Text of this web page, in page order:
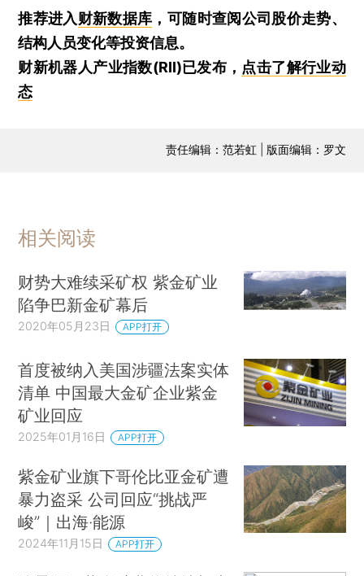
推荐进入财新数据库 ，可随时查阅公司股价走势、
结构人员变化等投资信息。
财新机器人产业指数(RII)已发布， 点击了解行业动
态
责任编辑：范若虹 | 版面编辑：罗文
相关阅读
财势大难续采矿权 紫金矿业
陷争巴新金矿幕后
2020年05月23日 APP打开
首度被纳入美国涉疆法案实体
清单 中国最大金矿企业紫金
矿业回应
2025年01月16日 APP打开
紫金矿业旗下哥伦比亚金矿遭
暴力盗采 公司回应“挑战严
峻”｜出海·能源
2024年11月15日 APP打开